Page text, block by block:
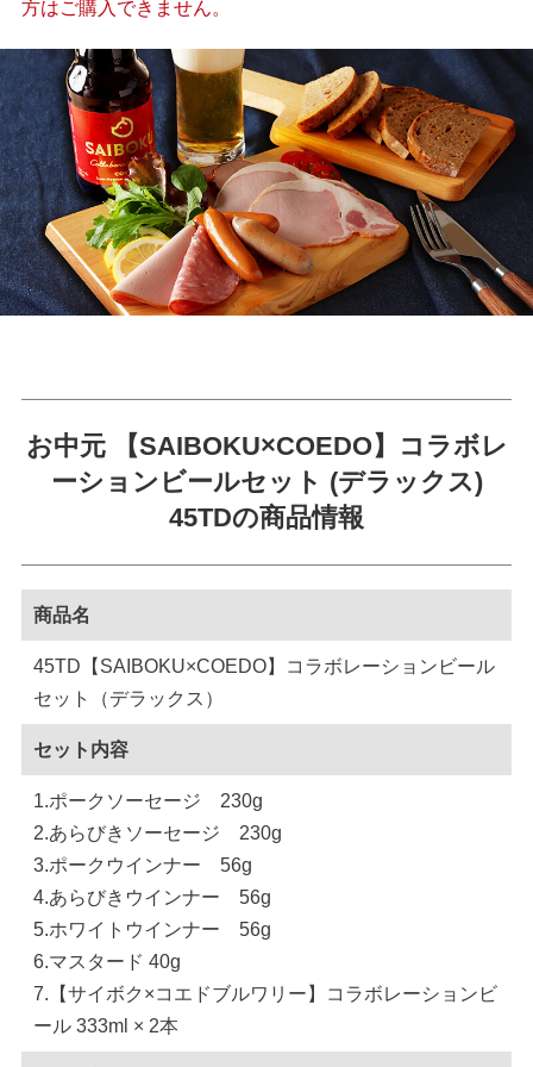
方はご購入できません。
お中元 【SAIBOKU×COEDO】コラボレ
ーションビールセット (デラックス)
45TDの商品情報
商品名
45TD【SAIBOKU×COEDO】コラボレーションビール
セット（デラックス）
セット内容
1.ポークソーセージ 230g
2.あらびきソーセージ 230g
3.ポークウインナー 56g
4.あらびきウインナー 56g
5.ホワイトウインナー 56g
6.マスタード 40g
7.【サイボク×コエドブルワリー】コラボレーションビ
ール 333ml × 2本